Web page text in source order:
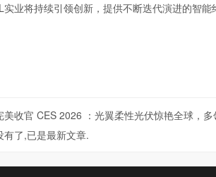
实业将持续引领创新，提供不断迭代演进的智
美收官 CES 2026 ：光翼柔性光伏惊艳全球，
有了,已是最新文章.